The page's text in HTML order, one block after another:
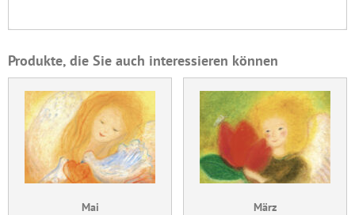
Produkte, die Sie auch interessieren können
Mai März